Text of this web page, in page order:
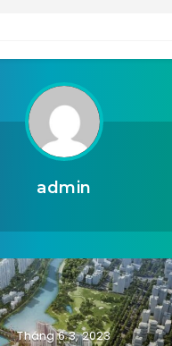
admin
Tháng 6 3, 2023